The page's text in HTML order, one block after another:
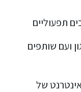
תפעוליים
ועם שותפים
של